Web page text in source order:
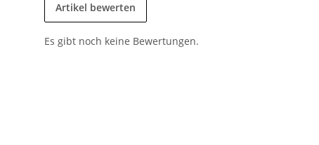
Artikel bewerten
Es gibt noch keine Bewertungen.